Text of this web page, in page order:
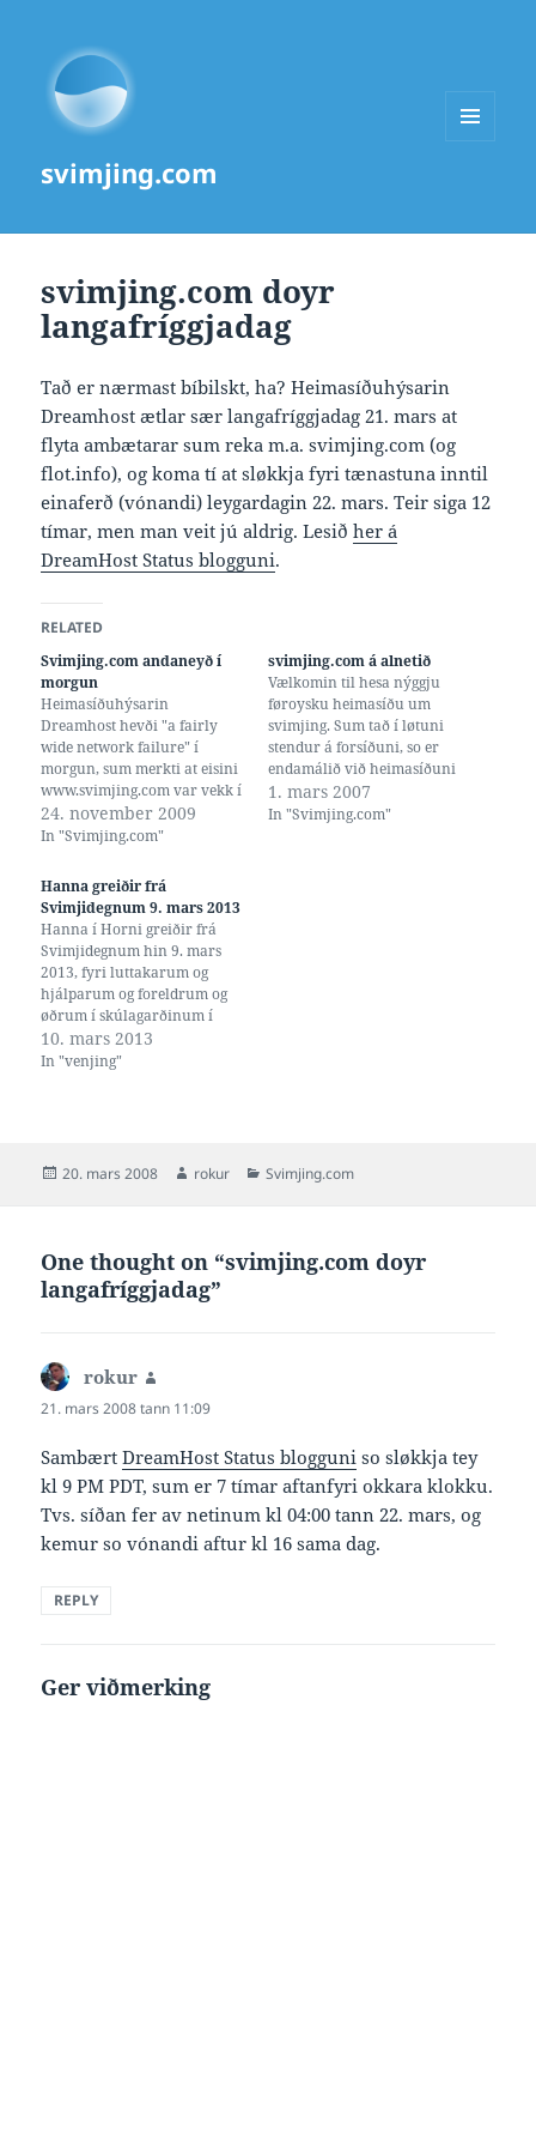
svimjing.com
svimjing.com doyr
langafríggjadag
Tað er nærmast bíbilskt, ha? Heimasíðuhýsarin
Dreamhost ætlar sær langafríggjadag 21. mars at
flyta ambætarar sum reka m.a. svimjing.com (og
flot.info), og koma tí at sløkkja fyri tænastuna inntil
einaferð (vónandi) leygardagin 22. mars. Teir siga 12
tímar, men man veit jú aldrig. Lesiðher á
DreamHost Status blogguni.
RELATED
Svimjing.com andaneyð í
morgun
Heimasíðuhýsarin
Dreamhost hevði "a fairly
wide network failure" í
morgun, sum merkti at eisini
www.svimjing.com var vekk í
nakrar tímar. Eg má fara at
gera onkra neyðloysn, við
líknandi, til um ella tá ið
hetta hendir aftur.
24. november 2009
In "Svimjing.com"
svimjing.com á alnetið
Vælkomin til hesa nýggju
føroysku heimasíðu um
svimjing. Sum tað í løtuni
stendur á forsíðuni, so er
endamálið við heimasíðuni
at gera tað lættari hjá
føroyingum at frætta frá og
1. mars 2007
In "Svimjing.com"
Hanna greiðir frá
Svimjidegnum 9. mars 2013
Hanna í Horni greiðir frá
Svimjidegnum hin 9. mars
2013, fyri luttakarum og
hjálparum og foreldrum og
øðrum í skúlagarðinum í
Fuglafirði.
10. mars 2013
In "venjing"
Posted
20. mars 2008 Author
rokur Categories
Svimjing.com
One thought on “svimjing.com doyr
langafríggjadag”
rokur
21. mars 2008 tann 11:09
SambærtDreamHost Status blogguni so sløkkja tey
kl 9 PM PDT, sum er 7 tímar aftanfyri okkara klokku.
Tvs. síðan fer av netinum kl 04:00 tann 22. mars, og
kemur so vónandi aftur kl 16 sama dag.
REPLY
Ger viðmerking